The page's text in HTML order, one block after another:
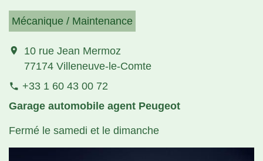
Mécanique / Maintenance
location_on
10 rue Jean Mermoz
77174 Villeneuve-le-Comte
phone +33 1 60 43 00 72
Garage automobile agent Peugeot
Fermé le samedi et le dimanche